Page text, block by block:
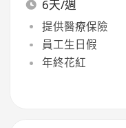
6天/週
提供醫療保險
員工生日假
年終花紅